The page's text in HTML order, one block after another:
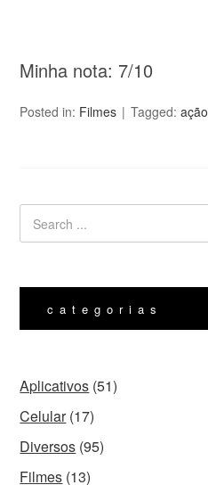
Minha nota: 7/10
Posted in: Filmes Tagged:ação
categorias
Aplicativos (51)
Celular(17)
Diversos (95)
Filmes (13)